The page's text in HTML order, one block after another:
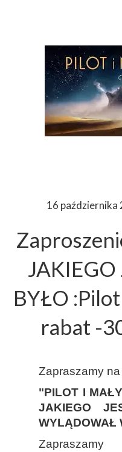
16 października
JAKIEGO
BYŁO
rabat -
Zapraszamy
"PILOT I
JAKIEGO
WYLĄDOWAŁ